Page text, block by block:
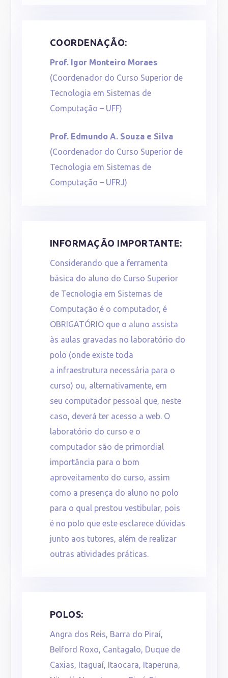
COORDENAÇÃO:
Prof. Igor Monteiro Moraes
(Coordenador do Curso Superior de
Tecnologia em Sistemas de
Computação – UFF)
Prof. Edmundo A. Souza e Silva
(Coordenador do Curso Superior de
Tecnologia em Sistemas de
Computação – UFRJ)
INFORMAÇÃO IMPORTANTE:
Considerando que a ferramenta
básica do aluno do Curso Superior
de Tecnologia em Sistemas de
Computação é o computador, é
OBRIGATÓRIO que o aluno assista
às aulas gravadas no laboratório do
polo (onde existe toda
a infraestrutura necessária para o
curso) ou, alternativamente, em
seu computador pessoal que, neste
caso, deverá ter acesso a web. O
laboratório do curso e o
computador são de primordial
importância para o bom
aproveitamento do curso, assim
como a presença do aluno no polo
para o qual prestou vestibular, pois
é no polo que este esclarece dúvidas
junto aos tutores, além de realizar
outras atividades práticas.
POLOS:
Angra dos Reis, Barra do Piraí,
Belford Roxo, Cantagalo, Duque de
Caxias, Itaguaí, Itaocara, Itaperuna,